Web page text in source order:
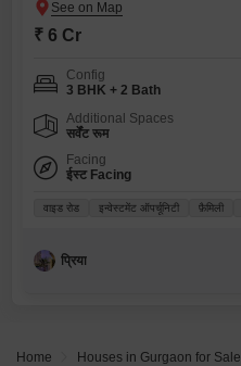
₹ 6 Cr
Config
3 BHK + 2 Bath
Additional Spaces
सर्वेंट रूम
Facing
ईस्ट Facing
वाइड रोड इन्वेस्टमेंट ऑपर्चूनिटी फ़ैमिली
प्रिया
Home Houses in Gurgaon for Sale